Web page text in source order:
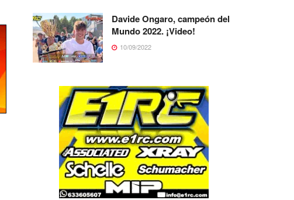
Davide Ongaro, campeón del
Mundo 2022. ¡Video!
10/09/2022